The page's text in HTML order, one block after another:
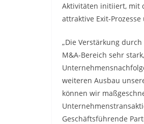
Aktivitäten initiiert, mit
attraktive Exit-Prozesse
„Die Verstärkung
M&A-Bereich sehr
weiteren Ausbau
können wir
Geschäftsführende